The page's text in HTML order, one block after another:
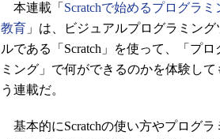
本連載「 Scratchで始めるプログラミ
教育 」は、ビジュアルプログラミング
ルである「Scratch」を使って、「プロ
ミング」で何ができるのかを体験して
う連載だ。
基本的にScratchの使い方やプログラ